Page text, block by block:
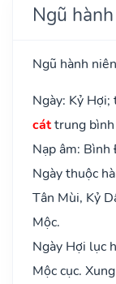
Ngũ
Ngũ hành
Ngày: Kỷ Hợi;
cáttrung
Nạp âm:
Ngày thuộc
Tân Mùi, Kỷ
Mộc.
Ngày Hợi lục
Mộc cục.